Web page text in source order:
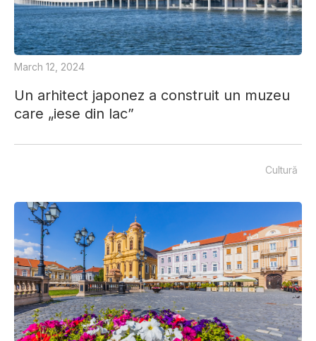
Un arhitect japonez a construit un muzeu
care „iese din lac”
March 12, 2024
Cultură